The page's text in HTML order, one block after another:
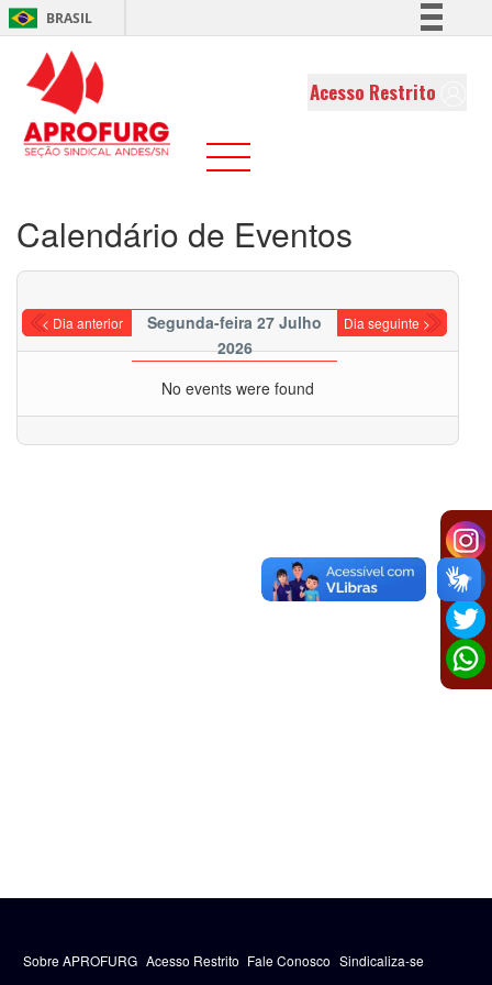
BRASIL
Comunica BR
Acesso Restrito
Calendário de Eventos
< Dia anterior
Segunda-feira 27 Julho
2026
Dia seguinte >
No events were found
Sobre APROFURG Acesso Restrito Fale Conosco Sindicaliza-se